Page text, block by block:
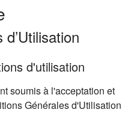
d'utilisation
soumis à l'acceptation et
Générales d'Utilisation